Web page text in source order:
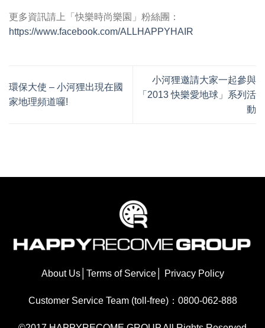
更多資訊請上「快樂時尚樂園」粉絲團：
https://www.facebook.com/ALLHAPPYHAIR
環保大使 – 小河狸出現在國
家地理頻道囉!
小河狸邀請大家一起參與
「2013 快樂愛地球」系列活
動
About Us│ Terms of Service│ Privacy Policy
Customer Service Team (toll-free)：0800-062-888